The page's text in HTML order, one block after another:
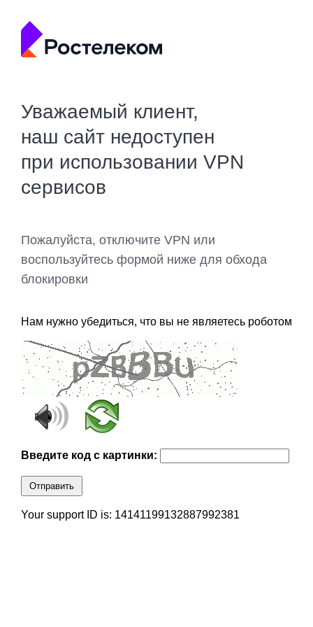
Уважаемый клиент,
наш сайт недоступен
при использовании VPN
сервисов
Пожалуйста, отключите VPN или
воспользуйтесь формой ниже для обхода
блокировки
Нам нужно убедиться, что вы не являетесь роботом
Введите код с картинки:
Отправить
Your support ID is: 14141199132887992381